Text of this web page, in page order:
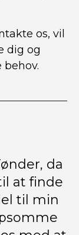
os, vil
dig og
da
at finde
til min